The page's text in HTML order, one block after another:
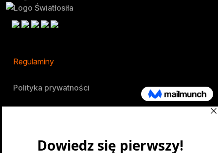
Regulaminy
Polityka prywatności